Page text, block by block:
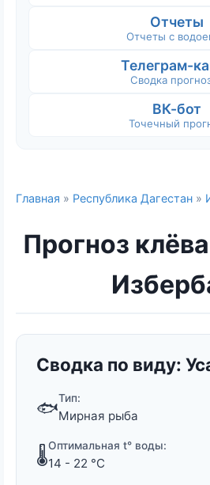
Отчеты
Отчеты с
Телеграм-
Сводка
ВК-бот
Точечный
Главная » Республика Дагестан »
Прогноз
Сводка по виду:
🐟Тип:
Мирная рыба
🌡️Оптимальная t° воды:
14 - 22 °C